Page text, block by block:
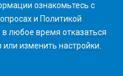
ознакомьтесь с
и Политикой
в любое время отказаться
или изменить настройки